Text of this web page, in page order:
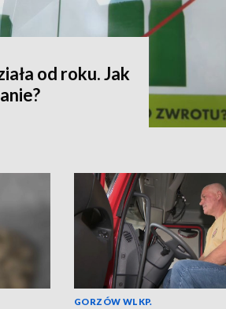
od roku. Jak
GORZÓW WLKP.